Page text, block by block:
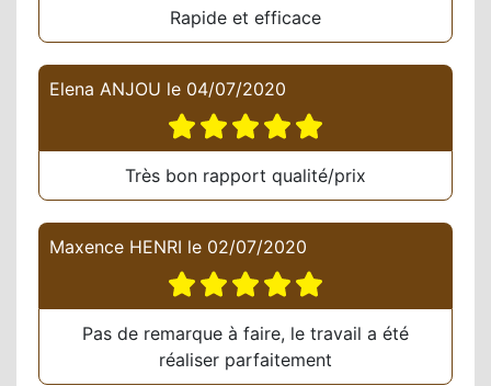
Rapide et efficace
Elena ANJOU le 04/07/2020
Très bon rapport qualité/prix
Maxence HENRI le 02/07/2020
Pas de remarque à faire, le travail a été
réaliser parfaitement